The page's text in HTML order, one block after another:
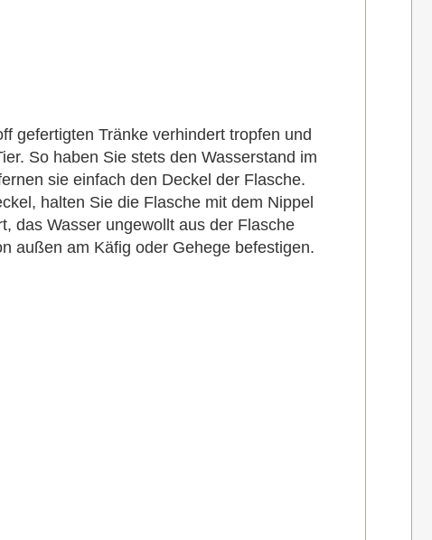
gefertigten Tränke verhindert tropfen und
So haben Sie stets den Wasserstand im
sie einfach den Deckel der Flasche.
halten Sie die Flasche mit dem Nippel
das Wasser ungewollt aus der Flasche
außen am Käfig oder Gehege befestigen.